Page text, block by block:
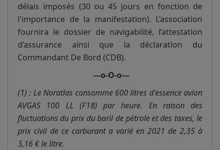
délais imposés (30 ou 45 jours en fonction de
l'importance de la manifestation). L’association
fournira le dossier de navigabilité, l’attestation
d’assurance ainsi que la déclaration du
Commandant De Bord (CDB).
---o-O-o---
(1) : Le Noratlas consomme 600 litres d'essence avion
AVGAS 100 LL (F18) par heure. En raison des
fluctuations du prix du baril de pétrole et des taxes, le
prix civil de ce carburant a varié en 2021 de 2,35 à
3,16 € le litre.